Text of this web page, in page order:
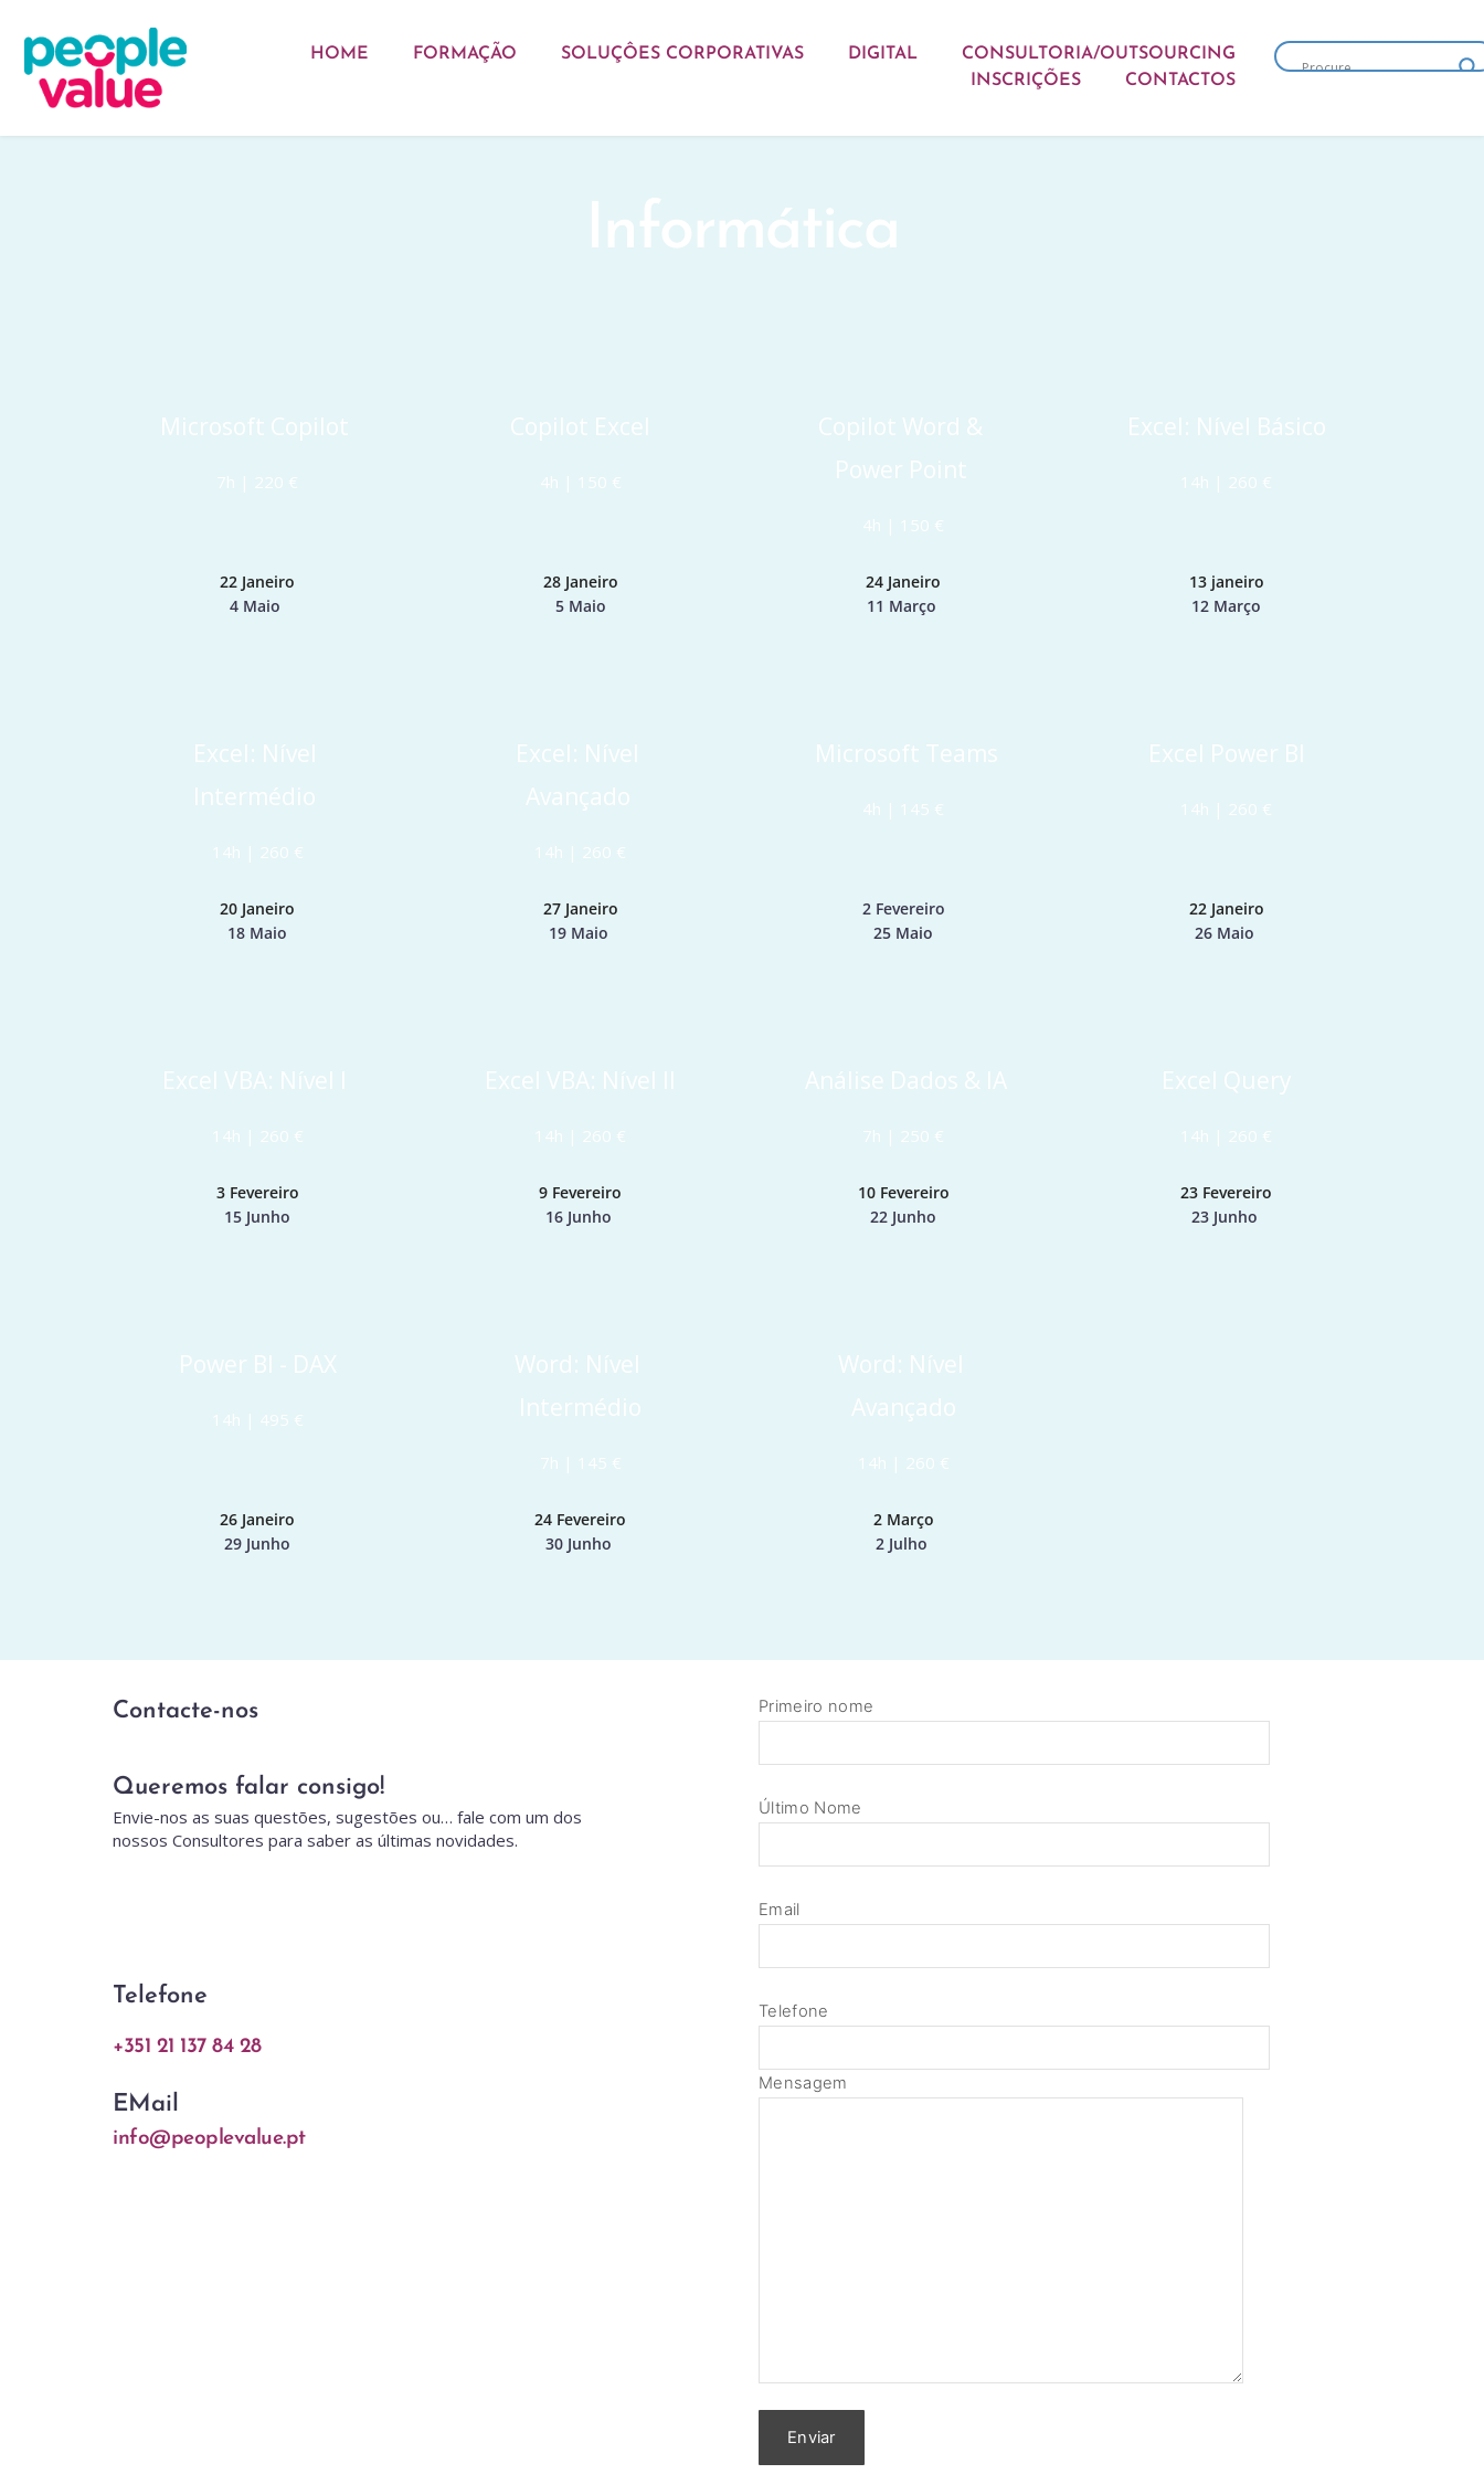
HOME FORMAÇÃO SOLUÇÔES CORPORATIVAS DIGITAL
CONSULTORIA/OUTSOURCING
INSCRIÇÕES
CONTACTOS
Informática
Microsoft Copilot
7h | 220 €
Copilot Excel
4h | 150 €
Copilot Word &
Power Point
4h | 150 €
Excel: Nível Básico
14h | 260 €
22 Janeiro
4 Maio
28 Janeiro
5 Maio
24 Janeiro
11 Março
13 janeiro
12 Março
Excel: Nível
Intermédio
14h | 260 €
Excel: Nível
Avançado
14h | 260 €
Microsoft Teams
4h | 145 €
Excel Power BI
14h | 260 €
20 Janeiro
18 Maio
27 Janeiro
19 Maio
2 Fevereiro
25 Maio
22 Janeiro
26 Maio
Excel VBA: Nível I
14h | 260 €
Excel VBA: Nível II
14h | 260 €
Análise Dados & IA
7h | 250 €
Excel Query
14h | 260 €
3 Fevereiro
15 Junho
9 Fevereiro
16 Junho
10 Fevereiro
22 Junho
23 Fevereiro
23 Junho
Power BI - DAX
14h | 495 €
Word: Nível
Intermédio
7h | 145 €
Word: Nível
Avançado
14h | 260 €
26 Janeiro
29 Junho
24 Fevereiro
30 Junho
2 Março
2 Julho
Contacte-nos
Queremos falar consigo!
Envie-nos as suas questões, sugestões ou… fale com um dos
nossos Consultores para saber as últimas novidades.
Telefone
+351 21 137 84 28
EMail
info@peoplevalue.pt
Primeiro nome
Último Nome
Email
Telefone
Mensagem